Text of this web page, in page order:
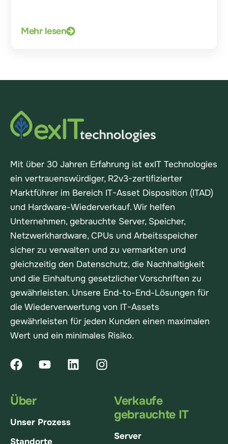
Mehr lesen
Mit über 30 Jahren Erfahrung ist exIT Technologies
ein vertrauenswürdiger, R2v3-zertifizierter
Marktführer im Bereich IT-Asset Disposition (ITAD)
und Hardware-Wiederverkauf. Wir helfen
Unternehmen, gebrauchte Server, Speicher,
Netzwerkhardware, CPUs und Arbeitsspeicher
sicher zu verwalten und zu vermarkten und
gleichzeitig den Datenschutz, die Nachhaltigkeit
und die Einhaltung gesetzlicher Vorschriften zu
gewährleisten. Unsere End-to-End-Lösungen für
die Wiederverwertung von IT-Assets
gewährleisten für jeden Kunden einen maximalen
Wert und ein minimales Risiko.
Über
Unser Prozess
Standorte
Verkaufe
gebrauchte IT
Server